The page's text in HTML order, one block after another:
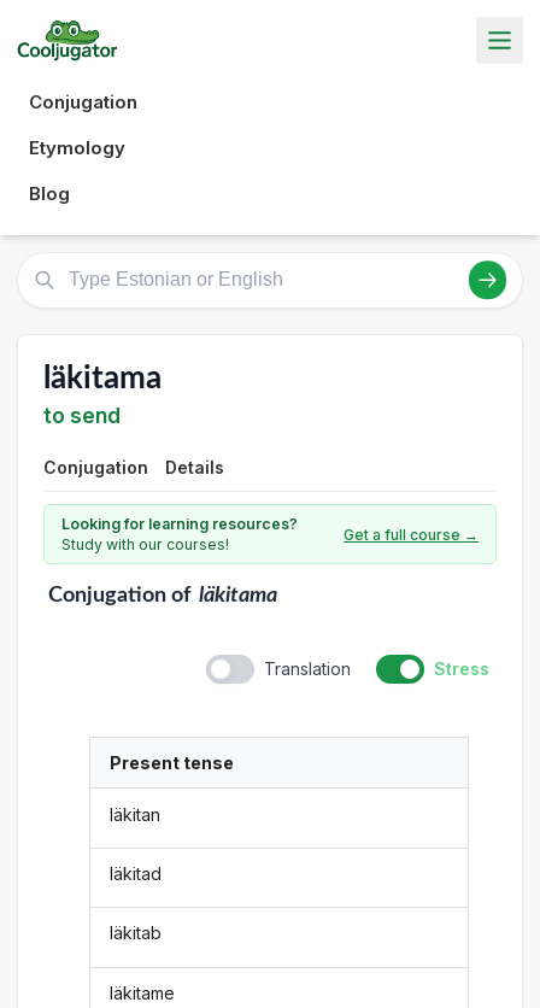
Conjugation
Etymology
Blog
läkitama
to send
Conjugation Details
Looking for learning resources?
Study with our courses!
Get a full course →
Conjugationof läkitama
Translation Stress
Present tense
läkitan
läkitad
läkitab
läkitame